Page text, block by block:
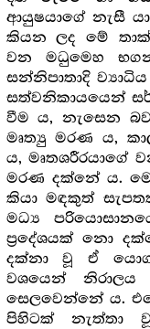
ආයුෂයාගේ නැසී
කියන ලද මේ
වන මධුමෙහ
සන්නිපාතාදි
සත්වනිකායයෙන්
වීම ය, නැසෙන බව
මෘත්‍යු මරණ ය,
ය, මෘතශරීරයාගේ
මරණ දක්නේ ය.
කියා මඳකුත්
මධ්‍ය
ප්‍රදේශයක් නො
දක්නා වූ ඒ
වශයෙන්
සෙලවෙන්නේ ය.
පිහිටක් නැත්තා